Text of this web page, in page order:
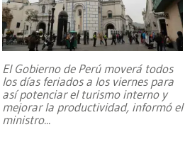
El Gobierno de Perú moverá todos
los días feriados a los viernes para
así potenciar el turismo interno y
mejorar la productividad, informó el
ministro...